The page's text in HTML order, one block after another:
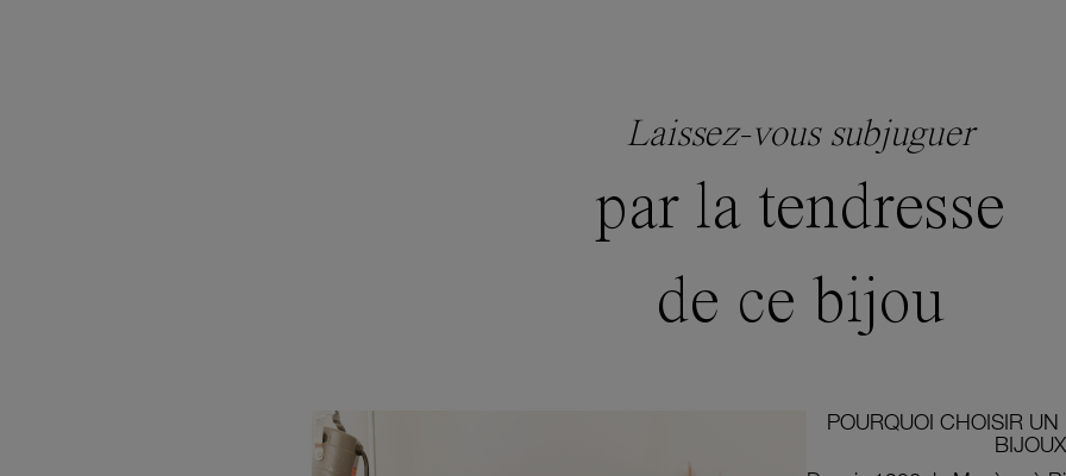
Laissez-vous subjuguer
par la tendresse
de ce bijou
POURQUOI CHOISIR